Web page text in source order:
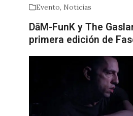
Evento, Noticias
DāM-FunK y The
primera edición de